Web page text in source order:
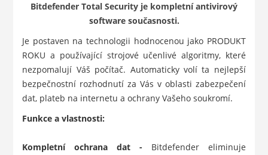
Bitdefender Total Security je kompletní antivirový
software současnosti.
Je postaven na technologii hodnocenou jako PRODUKT
ROKU a používající strojové učenlivé algoritmy, které
nezpomalují Váš počítač. Automaticky volí ta nejlepší
bezpečnostní rozhodnutí za Vás v oblasti zabezpečení
dat, plateb na internetu a ochrany Vašeho soukromí.
Funkce a vlastnosti:
Kompletní ochrana dat - Bitdefender eliminuje